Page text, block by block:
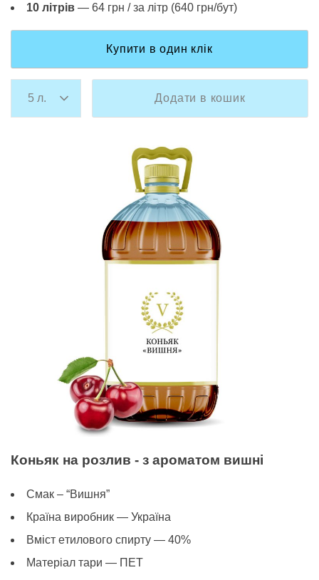
10 літрів — 64 грн / за літр (640 грн/бут)
Купити в один клік
Додати в кошик
Коньяк на розлив - з ароматом вишні
Смак – “Вишня”
Країна виробник — Україна
Вміст eтилового спирту — 40%
Матеріал тари — ПЕТ